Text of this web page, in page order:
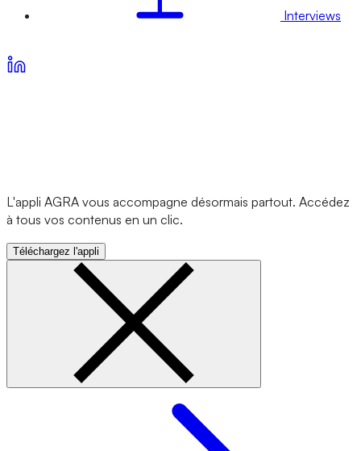
Interviews
L'appli AGRA vous accompagne désormais partout. Accédez
à tous vos contenus en un clic.
Téléchargez l'appli